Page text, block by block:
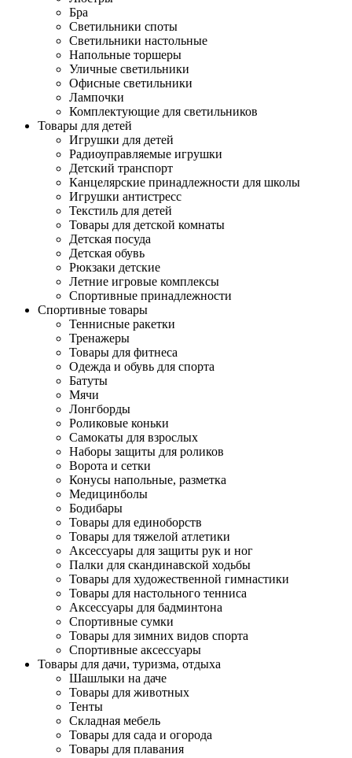
Бра
Светильники споты
Светильники настольные
Напольные торшеры
Уличные светильники
Офисные светильники
Лампочки
Комплектующие для светильников
Товары для детей
Игрушки для детей
Радиоуправляемые игрушки
Детский транспорт
Канцелярские принадлежности для школы
Игрушки антистресс
Текстиль для детей
Товары для детской комнаты
Детская посуда
Детская обувь
Рюкзаки детские
Летние игровые комплексы
Спортивные принадлежности
Спортивные товары
Теннисные ракетки
Тренажеры
Товары для фитнеса
Одежда и обувь для спорта
Батуты
Мячи
Лонгборды
Роликовые коньки
Самокаты для взрослых
Наборы защиты для роликов
Ворота и сетки
Конусы напольные, разметка
Медицинболы
Бодибары
Товары для единоборств
Товары для тяжелой атлетики
Аксессуары для защиты рук и ног
Палки для скандинавской ходьбы
Товары для художественной гимнастики
Товары для настольного тенниса
Аксессуары для бадминтона
Спортивные сумки
Товары для зимних видов спорта
Спортивные аксессуары
Товары для дачи, туризма, отдыха
Шашлыки на даче
Товары для животных
Тенты
Складная мебель
Товары для сада и огорода
Товары для плавания